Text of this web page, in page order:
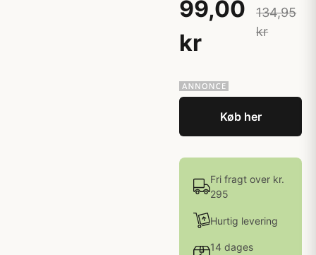
99,00
kr
134,95
kr
Køb her
Fri fragt over kr.
295
Hurtig levering
14 dages